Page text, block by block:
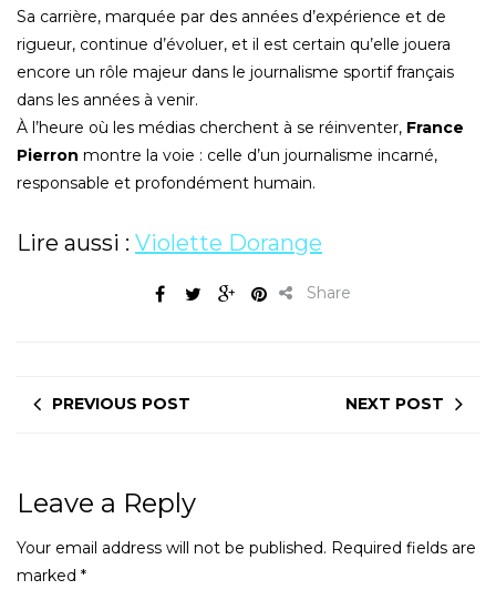
Sa carrière, marquée par des années d’expérience et de
rigueur, continue d’évoluer, et il est certain qu’elle jouera
encore un rôle majeur dans le journalisme sportif français
dans les années à venir.
À l’heure où les médias cherchent à se réinventer, France
Pierron montre la voie : celle d’un journalisme incarné,
responsable et profondément humain.
Lire aussi : Violette Dorange
Share
PREVIOUS POST NEXT POST
Leave a Reply
Your email address will not be published. Required fields are
marked *